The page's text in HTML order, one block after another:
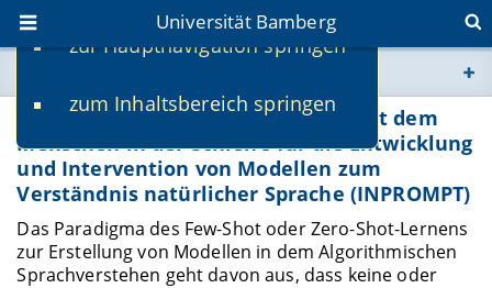
zur Hauptnavigation springen
zum Inhaltsbereich springen
Universität Bamberg
www.uni-bamberg.de
univis.uni-bamberg.de
fis.uni-bamberg.de
Interaktive Prompt-Optimierung mit dem
Menschen in der Schleife für die Entwicklung
und Intervention von Modellen zum
Verständnis natürlicher Sprache (INPROMPT)
Das Paradigma des Few-Shot oder Zero-Shot-Lernens
zur Erstellung von Modellen in dem Algorithmischen
Sprachverstehen geht davon aus, dass keine oder